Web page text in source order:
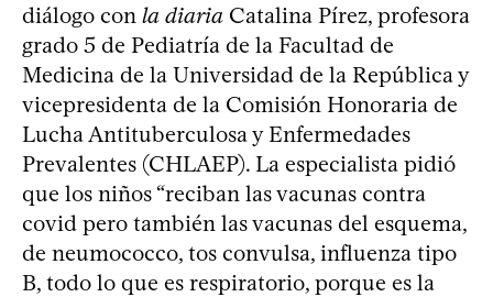
diálogo con la diaria Catalina Pírez, profesora
grado 5 de Pediatría de la Facultad de
Medicina de la Universidad de la República y
vicepresidenta de la Comisión Honoraria de
Lucha Antituberculosa y Enfermedades
Prevalentes (CHLAEP). La especialista pidió
que los niños “reciban las vacunas contra
covid pero también las vacunas del esquema,
de neumococco, tos convulsa, influenza tipo
B, todo lo que es respiratorio, porque es la